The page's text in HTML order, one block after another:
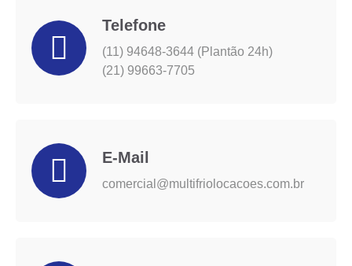
Telefone
(11) 94648-3644 (Plantão 24h)
(21) 99663-7705
E-Mail
comercial@multifriolocacoes.com.br